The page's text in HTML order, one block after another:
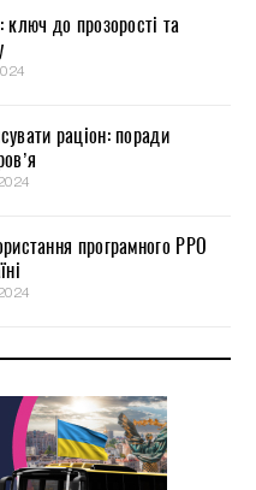
ключ до прозорості та
раціон: поради
програмного РРО